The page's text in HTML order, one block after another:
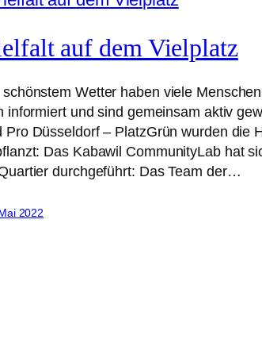
auf dem Vielplatz
schönstem Wetter haben viele
informiert und sind gemeinsam aktiv
Pro Düsseldorf – PlatzGrün wurden die
Das Kabawil CommunityLab hat
durchgeführt: Das Team der…
2022